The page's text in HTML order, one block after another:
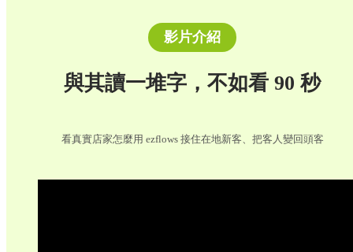
影片介紹
與其讀一堆字，不如看 90 秒
看真實店家怎麼用 ezflows 接住在地新客、把客人變回頭客